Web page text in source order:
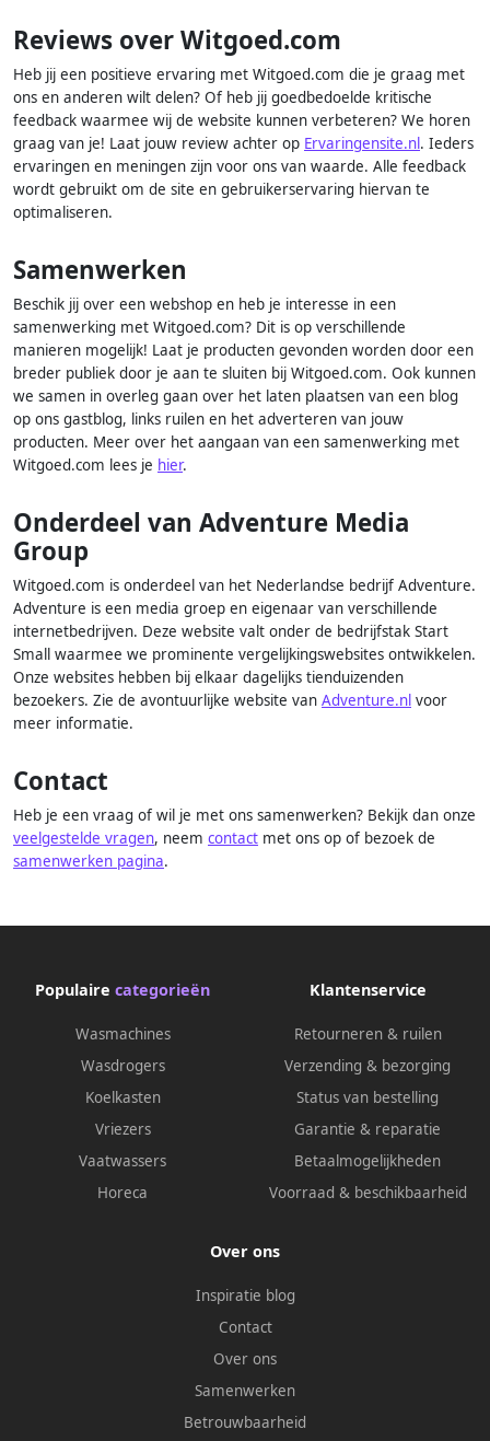
Reviews over Witgoed.com
Heb jij een positieve ervaring met Witgoed.com die je graag met
ons en anderen wilt delen? Of heb jij goedbedoelde kritische
feedback waarmee wij de website kunnen verbeteren? We horen
graag van je! Laat jouw review achter op Ervaringensite.nl. Ieders
ervaringen en meningen zijn voor ons van waarde. Alle feedback
wordt gebruikt om de site en gebruikerservaring hiervan te
optimaliseren.
Samenwerken
Beschik jij over een webshop en heb je interesse in een
samenwerking met Witgoed.com? Dit is op verschillende
manieren mogelijk! Laat je producten gevonden worden door een
breder publiek door je aan te sluiten bij Witgoed.com. Ook kunnen
we samen in overleg gaan over het laten plaatsen van een blog
op ons gastblog, links ruilen en het adverteren van jouw
producten. Meer over het aangaan van een samenwerking met
Witgoed.com lees je hier.
Onderdeel van Adventure Media
Group
Witgoed.com is onderdeel van het Nederlandse bedrijf Adventure.
Adventure is een media groep en eigenaar van verschillende
internetbedrijven. Deze website valt onder de bedrijfstak Start
Small waarmee we prominente vergelijkingswebsites ontwikkelen.
Onze websites hebben bij elkaar dagelijks tienduizenden
bezoekers. Zie de avontuurlijke website van Adventure.nl voor
meer informatie.
Contact
Heb je een vraag of wil je met ons samenwerken? Bekijk dan onze
veelgestelde vragen, neem contact met ons op of bezoek de
samenwerken pagina.
Populaire categorieën
Wasmachines
Wasdrogers
Koelkasten
Vriezers
Vaatwassers
Horeca
Klantenservice
Retourneren & ruilen
Verzending & bezorging
Status van bestelling
Garantie & reparatie
Betaalmogelijkheden
Voorraad & beschikbaarheid
Over ons
Inspiratie blog
Contact
Over ons
Samenwerken
Betrouwbaarheid